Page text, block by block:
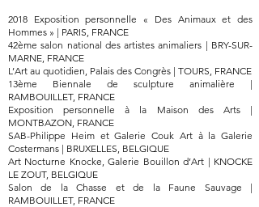
2018 Exposition personnelle « Des Animaux et des
Hommes » | PARIS, FRANCE
42ème salon national des artistes animaliers | BRY-SUR-
MARNE, FRANCE
L’Art au quotidien, Palais des Congrès | TOURS, FRANCE
13ème Biennale de sculpture animalière |
RAMBOUILLET, FRANCE
Exposition personnelle à la Maison des Arts |
MONTBAZON, FRANCE
SAB-Philippe Heim et Galerie Couk Art à la Galerie
Costermans | BRUXELLES, BELGIQUE
Art Nocturne Knocke, Galerie Bouillon d’Art | KNOCKE
LE ZOUT, BELGIQUE
Salon de la Chasse et de la Faune Sauvage |
RAMBOUILLET, FRANCE